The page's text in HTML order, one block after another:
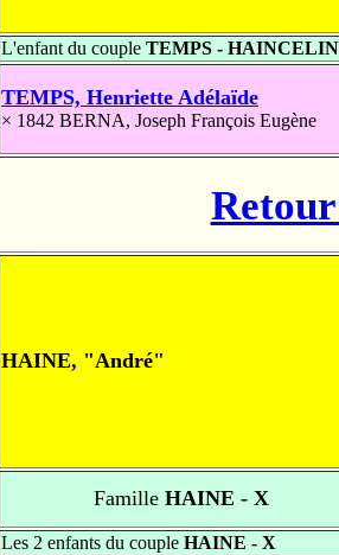
L'enfant du couple TEMPS - HAINCELIN
TEMPS, Henriette Adélaïde
× 1842 BERNA, Joseph François Eugène
HAINE, "André"
FamilleHAINE - X
Les 2 enfants du couple HAINE - X